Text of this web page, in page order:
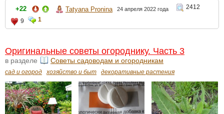
+22 Tatyana Pronina 24 апреля 2022 года
2412
9
1
Оригинальные советы огороднику. Часть 3
в разделе Советы садоводам и огородникам
сад и огород хозяйство и быт декоративные растения